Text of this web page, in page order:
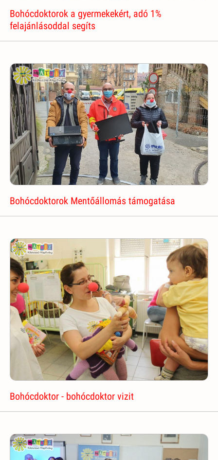
Bohócdoktorok a gyermekekért, adó 1%
felajánlásoddal segíts
Bohócdoktorok Mentőállomás támogatása
Bohócdoktor - bohócdoktor vizit